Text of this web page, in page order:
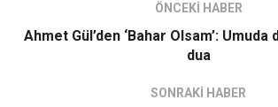
ÖNCEKİ HABER
Ahmet Gül’den ‘Bahar Olsam’: Umuda
dua
SONRAKİ HABER